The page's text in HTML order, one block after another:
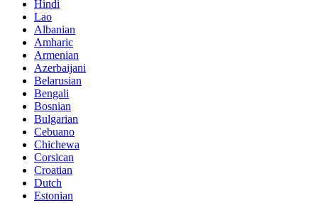
Hindi
Lao
Albanian
Amharic
Armenian
Azerbaijani
Belarusian
Bengali
Bosnian
Bulgarian
Cebuano
Chichewa
Corsican
Croatian
Dutch
Estonian